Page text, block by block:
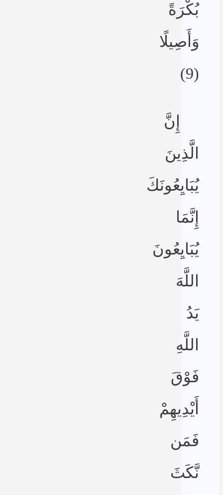
بُكْرَةً
وَأَصِيلًا
(9)
إِنَّ
الَّذِينَ
يُبَايِعُونَكَ
إِنَّمَا
يُبَايِعُونَ
اللَّهَ
يَدُ
اللَّهِ
فَوْقَ
أَيْدِيهِمْ
فَمَن
نَّكَثَ